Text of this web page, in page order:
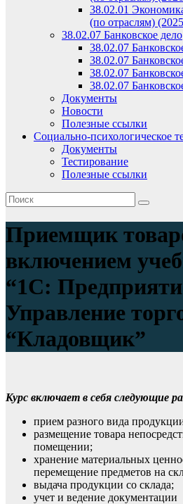
38.02.01
(по отраслям)
38.02.07 Банковское дело
38.02.07
38.02.07
38.02.07
38.02.07
Документы
Новости
Полезные ссылки
Социально-психологическое
Документы
Тестирование
Полезные ссылки
Приемщик
включением
“1С:
Управление
“Кладовщик”
Курс включает в себя следующие
прием разного вида
размещение товара
помещении;
хранение материальных
перемещение предметов на
выдача продукции со склада;
учет и ведение документации